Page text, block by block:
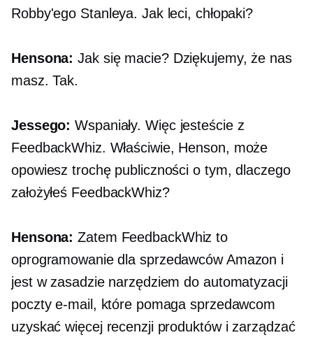
Robby'ego Stanleya. Jak leci, chłopaki?
Hensona: Jak się macie? Dziękujemy, że nas
masz. Tak.
Jessego: Wspaniały. Więc jesteście z
FeedbackWhiz. Właściwie, Henson, może
opowiesz trochę publiczności o tym, dlaczego
założyłeś FeedbackWhiz?
Hensona: Zatem FeedbackWhiz to
oprogramowanie dla sprzedawców Amazon i
jest w zasadzie narzędziem do automatyzacji
poczty e-mail, które pomaga sprzedawcom
uzyskać więcej recenzji produktów i zarządzać